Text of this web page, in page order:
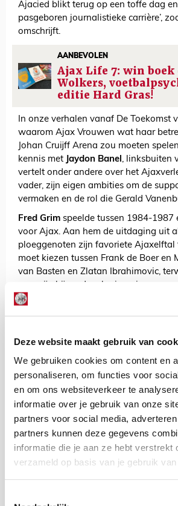
Deze website maakt gebruik van
We gebruiken cookies om content en
personaliseren, om functies voor
en om ons websiteverkeer te
informatie over je gebruik van onze
partners voor social media,
partners kunnen deze gegevens
informatie die je aan ze hebt verstrekt
verzameld op basis van je gebruik
Ajacied blikt terug op een toffe dag
pasgeboren journalistieke carrière’,
omschrijft.
AANBEVOLEN
Ajax Life 7: win boek
Wolkers,
editie Hard Gras!
In onze verhalen vanaf De Toekomst
waarom Ajax Vrouwen wat haar
Johan Cruijff Arena zou moeten
kennis met Jaydon Banel, linksbuiten
vertelt onder andere over het
vader, zijn eigen ambities om de
vermaken en de rol die Gerald
Fred Grim speelde tussen 1984-1987
voor Ajax. Aan hem de uitdaging uit
ploeggenoten zijn favoriete Ajaxelftal
moet kiezen tussen Frank de Boer en
van Basten en Zlatan Ibrahimovic,
Is dat alles? Nee! Zo lees je weer de
columns vanSonny SilooyenArco
Dwight Lodeweges , brengt een lezer
Heiko Westermann, gaan we ‘in
trainersstoelvan Ajax en kun je jouw
Heitinga Quiz
Dit (en veel meer) vind je op 84
magazine ontvangen en profiteren
voordelen? Sluit je dan aan bij SV
is niet te koop in de winkel en wordt
naar leden van Ajax Life en Ajax
Bekijk alle berichten van